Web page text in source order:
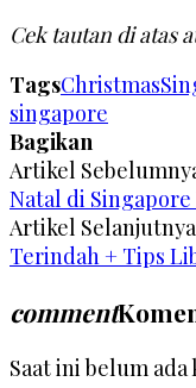
Cek tautan di atas
Tags
singapore
Bagikan
Artikel
Natal di Singapore
Artikel Selanjutnya
Terindah + Tips
comment
Saat ini belum